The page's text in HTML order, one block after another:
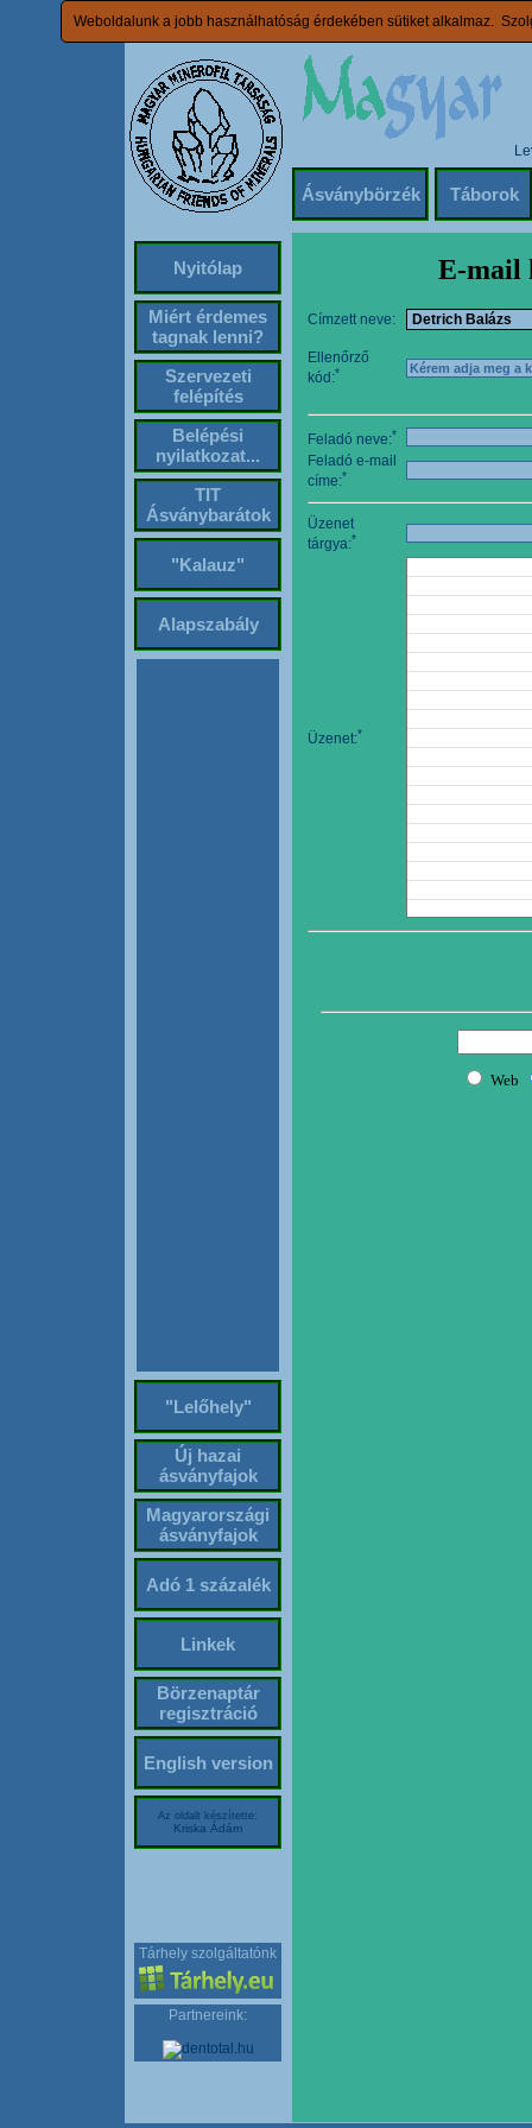
Weboldalunk a jobb használhatóság érdekében sütiket alkalmaz.
Ásványbörzék Táborok
Nyitólap
Miért érdemes
tagnak lenni?
Szervezeti
felépítés
Belépési
nyilatkozat...
TIT
Ásványbarátok
"Kalauz"
Alapszabály
"Lelőhely"
Új hazai
ásványfajok
Magyarországi
ásványfajok
Adó 1 százalék
Linkek
Börzenaptár
regisztráció
English version
Az oldalt készítette:
Kriska Ádám
Tárhely szolgáltatónk
Partnereink:
E-mail
Címzett neve:
Ellenőrző
kód:*
Feladó neve:*
Feladó e-mail
címe:*
Üzenet
tárgya:*
Üzenet:*